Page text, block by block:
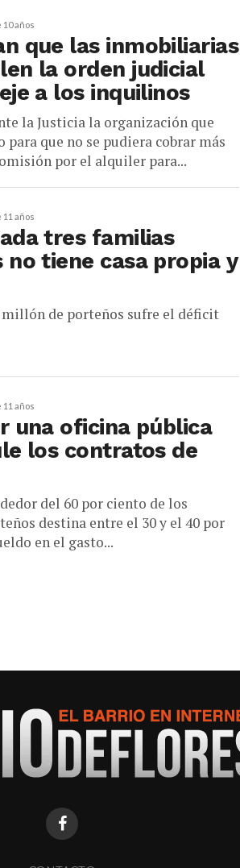
10 años
que las inmobiliarias
la orden judicial
a los inquilinos
la Justicia la organización que
para que no se pudiera cobrar más
por el alquiler para...
11 años
tres familias
no tiene casa propia y
de porteños sufre el déficit
11 años
una oficina pública
los contratos de
del 60 por ciento de los
destina entre el 30 y el 40 por
en el gasto...